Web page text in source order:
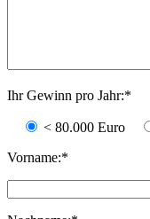
Ihr Gewinn pro Jahr:*
< 80.000 Euro
Vorname:*